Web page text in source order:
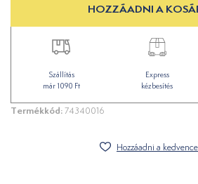
HOZZÁADNI A
Szállítás
már 1090 Ft
Express
kézbesítés
Termékkód:74340016
Hozzáadni a